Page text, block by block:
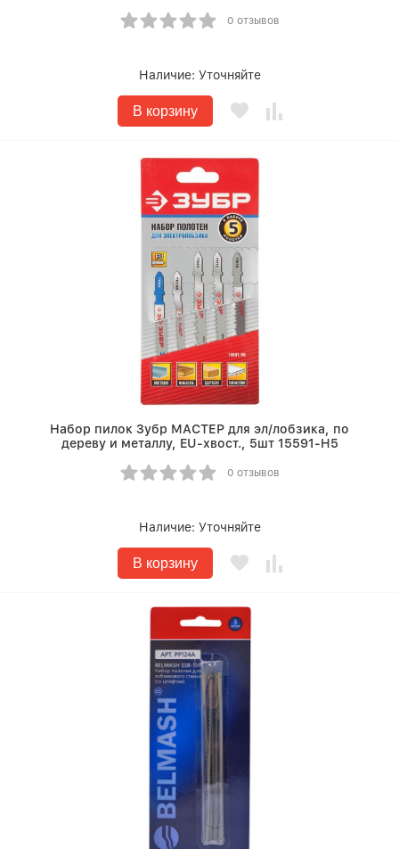
0 отзывов
Наличие: Уточняйте
В корзину
Набор пилок Зубр МАСТЕР для эл/лобзика, по
дереву и металлу, EU-хвост., 5шт 15591-H5
0 отзывов
Наличие: Уточняйте
В корзину